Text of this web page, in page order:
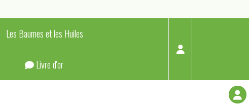
Les Baumes et les Huiles
Livre d'or